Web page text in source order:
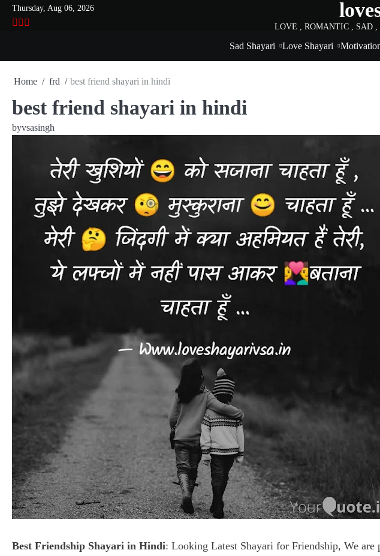
SkipThursday, Aug 06, 2026
VSASINGH
INSTAGRAM LOVE , ROMANTIC , SAD ,
Sad Shayari Love Shayari
Home frd best friend shayari in hindi
best friend shayari in hindi
byvsasingh
Best Friendship Shayari in Hindi: Looking Latest Shayari for Friendship, We